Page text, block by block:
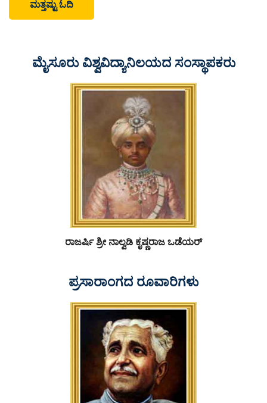
ಮತ್ತಷ್ಟು ಓದಿ
ಮೈಸೂರು ವಿಶ್ವವಿದ್ಯಾನಿಲಯದ ಸಂಸ್ಥಾಪಕರು
ರಾಜರ್ಷಿ ಶ್ರೀ ನಾಲ್ವಡಿ ಕೃಷ್ಣರಾಜ ಒಡೆಯರ್
ಪ್ರಸಾರಾಂಗದ ರೂವಾರಿಗಳು